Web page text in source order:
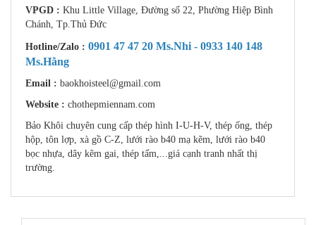
VPGD : Khu Little Village, Đường số 22, Phường Hiệp Bình
Chánh, Tp.Thủ Đức
Hotline/Zalo : 0901 47 47 20 Ms.Nhi - 0933 140 148
Ms.Hằng
Email : baokhoisteel@gmail.com
Website : chothepmiennam.com
Bảo Khôi chuyên cung cấp thép hình I-U-H-V, thép ống, thép
hộp, tôn lợp, xà gồ C-Z, lưới rào b40 mạ kẽm, lưới rào b40
bọc nhựa, dây kẽm gai, thép tấm,...giá cạnh tranh nhất thị
trường.